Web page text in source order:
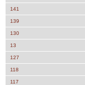
141
139
130
13
127
118
117